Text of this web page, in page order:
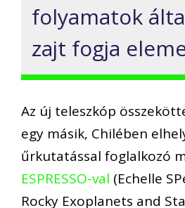
folyamatok
zajt fogja
Az új teleszkóp
egy másik, Chilében
űrkutatással foglalkozó
ESPRESSO-val (Echelle
Rocky Exoplanets and